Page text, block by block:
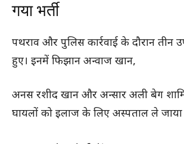
गया भर्ती
पथराव और पुलिस कार्रवाई के दौरान तीन
हुए। इनमें फिझान अन्वाज खान,
अनस रशीद खान और अन्सार अली बेग
घायलों को इलाज के लिए अस्पताल ले जाया